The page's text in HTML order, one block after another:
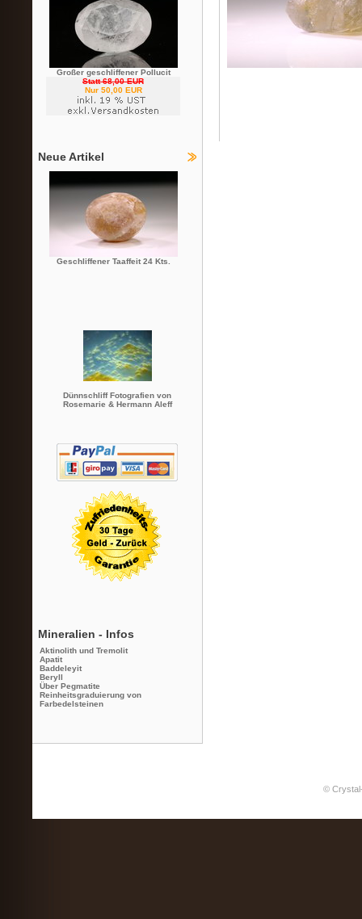
Großer geschliffener Pollucit
Statt 68,00 EUR
Nur 50,00 EUR
Neue Artikel
Geschliffener Taaffeit 24 Kts.
Dünnschliff Fotografien von
Rosemarie & Hermann Aleff
Mineralien - Infos
Aktinolith und Tremolit
Apatit
Baddeleyit
Beryll
Über Pegmatite
Reinheitsgraduierung von
Farbedelsteinen
©